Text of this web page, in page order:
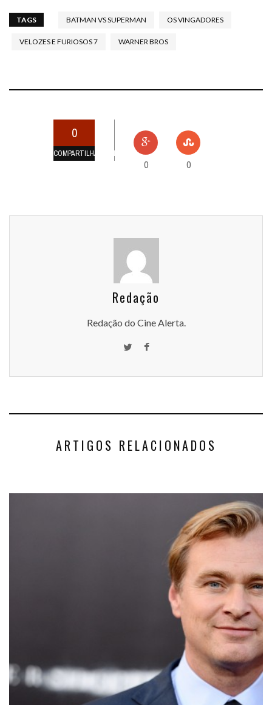
TAGS BATMAN VS SUPERMAN OS VINGADORES
VELOZES E FURIOSOS 7 WARNER BROS
0
COMPARTILHAMENTOS
0 0
Redação
Redação do Cine Alerta.
ARTIGOS RELACIONADOS